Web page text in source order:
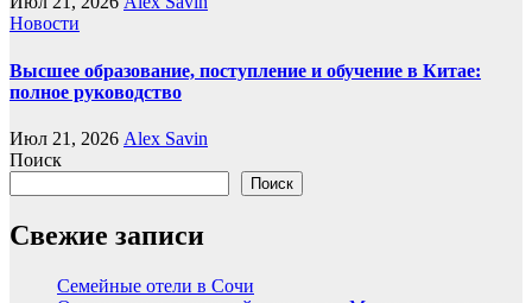
Новости
Высшее образование, поступление и обучение в Китае:
полное руководство
Июл 21, 2026 Alex Savin
Поиск
Поиск
Свежие записи
Семейные отели в Сочи